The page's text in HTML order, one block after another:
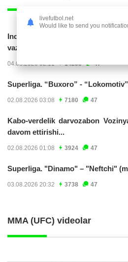
Indoneziya prezidenti JCH-
vazifa deb...
04.08.2026 02:11 14253 47
Superliga. “Buxoro” -
02.08.2026 03:08 7180 47
Kabo-verdelik darvozabon
davom ettirishi...
02.08.2026 01:08 3924 47
Superliga. "Dinamo" – "Neftchi"
03.08.2026 20:32 3738 47
MMA (UFC) videolar
livefutbol.net
Would like to send you